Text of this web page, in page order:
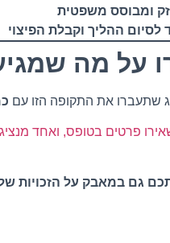
ומבוסס משפטית
לסיום ההליך וקבלת הפיצוי
על מה
שתעברו את התקופה הזו עם
פרטים בטופס, ואחד